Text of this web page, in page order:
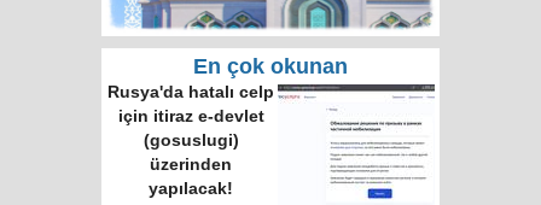
En çok okunan
Rusya'da hatalı celp
için itiraz e-devlet
(gosuslugi)
üzerinden
yapılacak!